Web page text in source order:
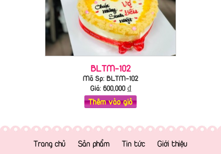
BLTM-102
Mã Sp: BLTM-102
Giá: 600,000₫
Thêm vào giỏ
Trang chủ Sản phẩm Tin tức
Giới thiệu